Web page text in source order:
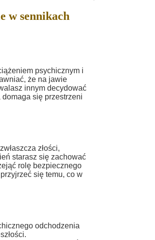
w sennikach
psychicznym i
że na jawie
innym decydować
domaga się przestrzeni
złości,
starasz się zachować
rolę bezpiecznego
się temu, co w
odchodzenia